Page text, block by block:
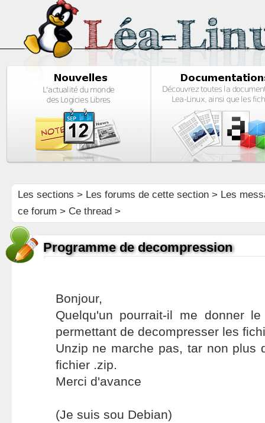
Les sections > Les forums de cette section> Les
ce forum > Ce thread >
Programme de decompression
Bonjour,
Quelqu'un pourrait-il me donner
permettant de decompresser les
Unzip ne marche pas, tar non plus
fichier .zip.
Merci d'avance
(Je suis sou Debian)